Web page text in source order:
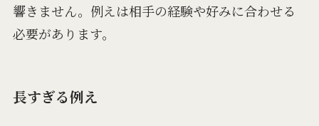
響きません。例えは相手の経験や好みに合わせる
必要があります。
長すぎる例え